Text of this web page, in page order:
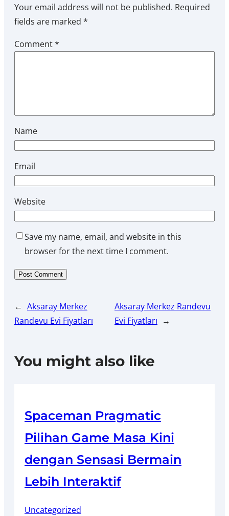
Your email address will not be published. Required
fields are marked *
Comment*
Name
Email
Website
Save my name, email, and website in this
browser for the next time I comment.
← Aksaray Merkez
Randevu Evi Fiyatları
Aksaray Merkez Randevu
Evi Fiyatları →
You might also like
Spaceman Pragmatic
Pilihan Game Masa Kini
dengan Sensasi Bermain
Lebih Interaktif
Uncategorized